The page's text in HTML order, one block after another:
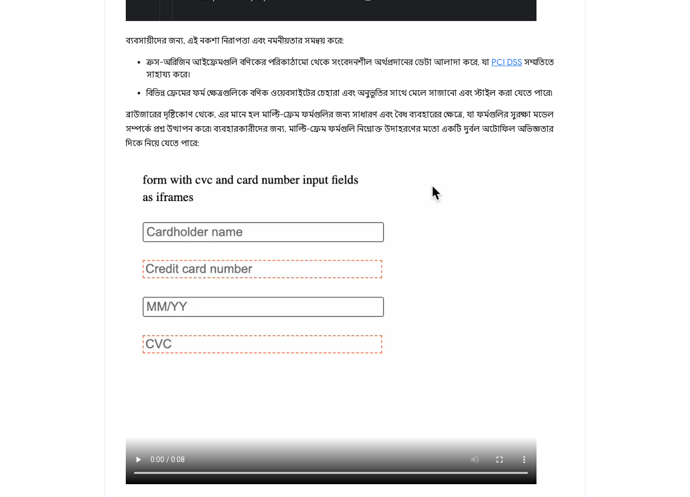
ব্যবসায়ীদের জন্য, এই নকশা নিরাপত্তা এবং নমনীয়তার সমন্বয় করে:
ক্রস-অরিজিন আইফ্রেমগুলি বণিকের পরিকাঠামো থেকে সংবেদনশীল অর্থপ্রদানের ডেটা আলাদা করে, যা PCI DSS সম্মতিতে
সাহায্য করে।
বিভিন্ন ফ্রেমের ফর্ম ক্ষেত্রগুলিকে বণিক ওয়েবসাইটের চেহারা এবং অনুভূতির সাথে মেলে সাজানো এবং স্টাইল করা যেতে পারে৷
ব্রাউজারের দৃষ্টিকোণ থেকে, এর মানে হল মাল্টি-ফ্রেম ফর্মগুলির জন্য সাধারণ এবং বৈধ ব্যবহারের ক্ষেত্রে, যা ফর্মগুলির সুরক্ষা মডেল
সম্পর্কে প্রশ্ন উত্থাপন করে৷ ব্যবহারকারীদের জন্য, মাল্টি-ফ্রেম ফর্মগুলি নিম্নোক্ত উদাহরণের মতো একটি দুর্বল অটোফিল অভিজ্ঞতার
দিকে নিয়ে যেতে পারে: